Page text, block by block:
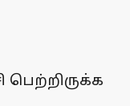
பெற்றிருக்க